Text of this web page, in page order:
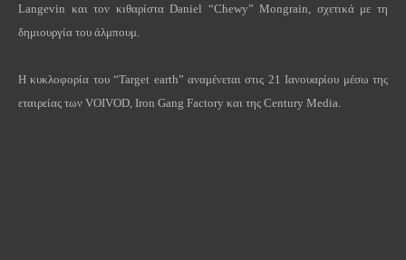
Langevin και τον κιθαρίσταDaniel “Chewy”Mongrain , σχετικά με τη
δημιουργία του άλμπουμ.
Η κυκλοφορία του “Target earth” αναμένεται στις 21 Ιανουαρίου μέσω της
εταιρείας των VOIVOD Iron Gang Factory και της Century Media